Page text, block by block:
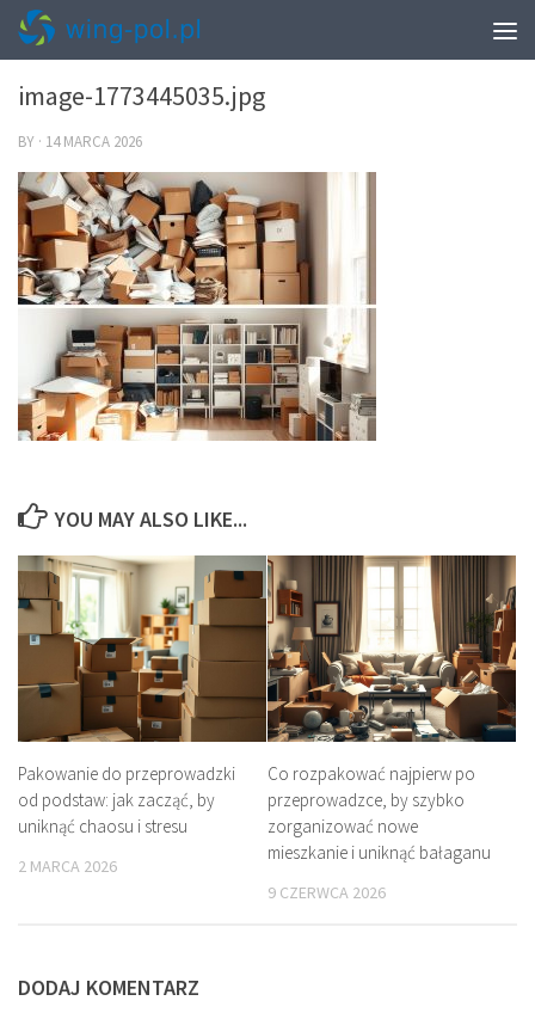
0
image-1773445035.jpg
BY · 14 MARCA 2026
YOU MAY ALSO LIKE...
Pakowanie do przeprowadzki
od podstaw: jak zacząć, by
uniknąć chaosu i stresu
2 MARCA 2026
Co rozpakować najpierw po
przeprowadzce, by szybko
zorganizować nowe
mieszkanie i uniknąć bałaganu
9 CZERWCA 2026
DODAJ KOMENTARZ